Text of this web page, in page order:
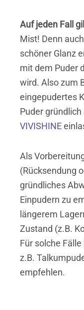
Auf jeden Fall
Mist! Denn
schöner Glanz
mit dem Puder
wird. Also zum
eingepudertes
Puder
VIVISHINE
Als
(Rücksendung
gründliches
Einpudern zu
längerem
Zustand (z.B.
Für solche
z.B.
empfehlen.